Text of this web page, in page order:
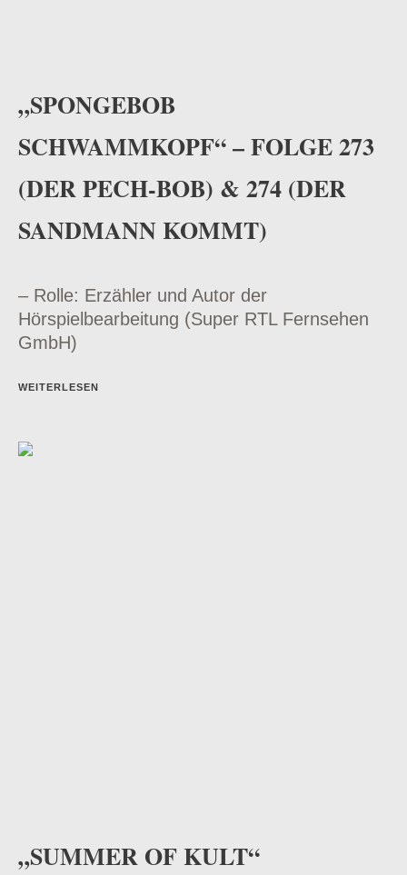
„SPONGEBOB
SCHWAMMKOPF“ – FOLGE 273
(DER PECH-BOB) & 274 (DER
SANDMANN KOMMT)
– Rolle: Erzähler und Autor der
Hörspielbearbeitung (Super RTL Fernsehen
GmbH)
WEITERLESEN
„SUMMER OF KULT“